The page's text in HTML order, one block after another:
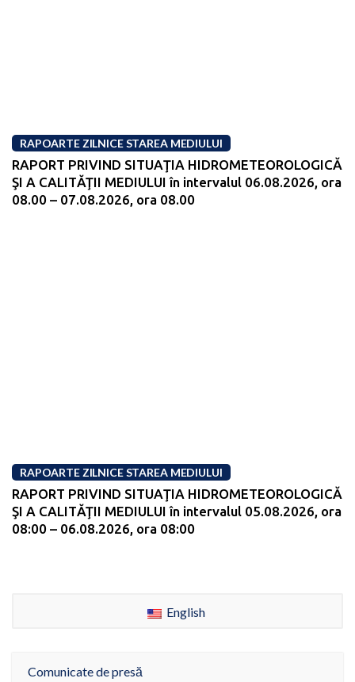
RAPOARTE ZILNICE STAREA MEDIULUI
RAPORT PRIVIND SITUAŢIA HIDROMETEOROLOGICĂ
ŞI A CALITĂŢII MEDIULUI în intervalul 06.08.2026, ora
08.00 – 07.08.2026, ora 08.00
RAPOARTE ZILNICE STAREA MEDIULUI
RAPORT PRIVIND SITUAŢIA HIDROMETEOROLOGICĂ
ŞI A CALITĂŢII MEDIULUI în intervalul 05.08.2026, ora
08:00 – 06.08.2026, ora 08:00
English
Comunicate de presă